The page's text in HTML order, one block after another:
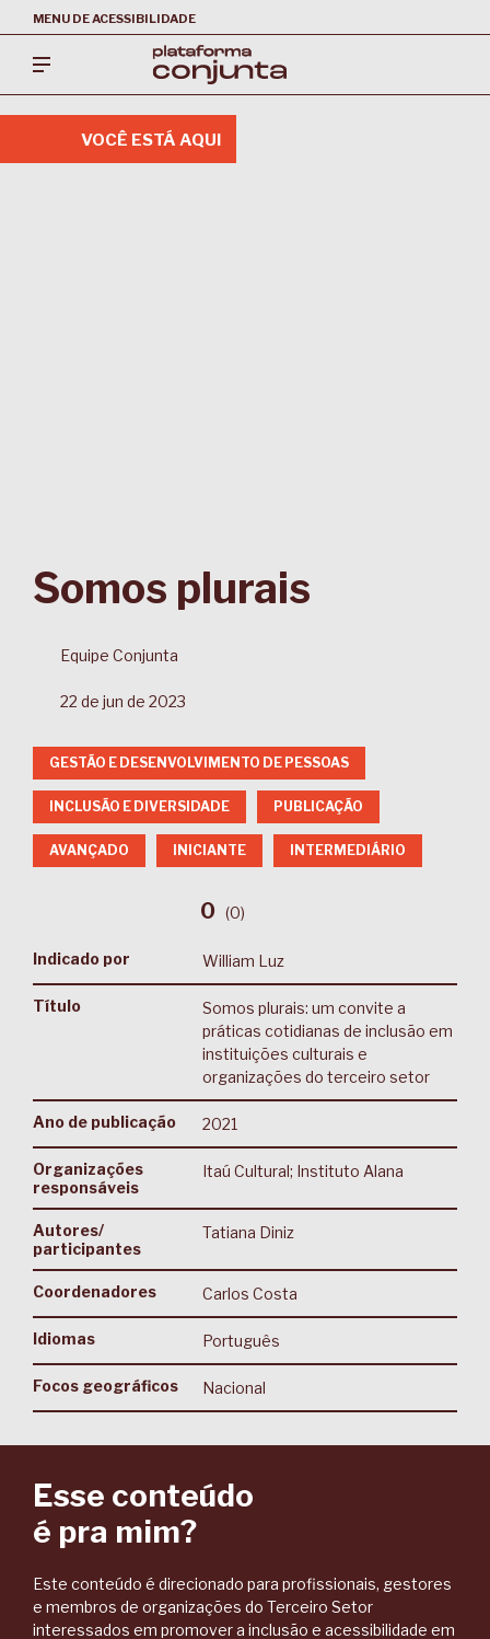
MENU DE ACESSIBILIDADE
VOCÊ ESTÁ AQUI
Somos plurais
Equipe Conjunta
22 de jun de 2023
GESTÃO E DESENVOLVIMENTO DE PESSOAS
INCLUSÃO E DIVERSIDADE PUBLICAÇÃO
AVANÇADO INICIANTE INTERMEDIÁRIO
0 (0)
Indicado por William Luz
Título
Somos plurais: um convite a
práticas cotidianas de inclusão em
instituições culturais e
organizações do terceiro setor
Ano de publicação 2021
Organizações
responsáveis
Itaú Cultural; Instituto Alana
Autores/
participantes
Tatiana Diniz
Coordenadores Carlos Costa
Idiomas Português
Focos geográficos Nacional
Esse conteúdo
é pra mim?
Este conteúdo é direcionado para profissionais, gestores
e membros de organizações do Terceiro Setor
interessados em promover a inclusão e acessibilidade em